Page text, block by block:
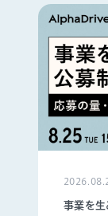
事業を生